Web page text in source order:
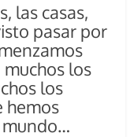
las casas,
pasar por
los
los
hemos